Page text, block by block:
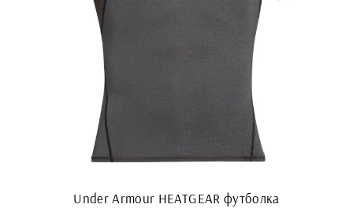
Under Armour HEATGEAR футболка